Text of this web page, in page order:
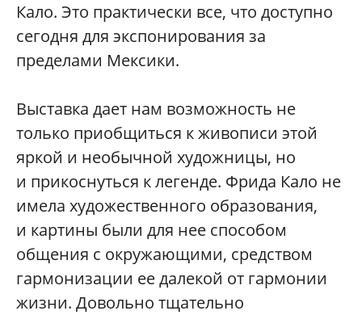
Кало. Это практически все, что доступно
сегодня для экспонирования за
пределами Мексики.
Выставка дает нам возможность не
только приобщиться к живописи этой
яркой и необычной художницы, но
и прикоснуться к легенде. Фрида Кало не
имела художественного образования,
и картины были для нее способом
общения с окружающими, средством
гармонизации ее далекой от гармонии
жизни. Довольно тщательно